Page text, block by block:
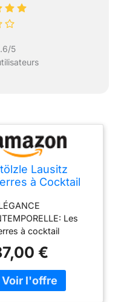
5
Lausitz
à Cocktail
6, 240 ml –
Élégants
pour Martini
Manhattan –
Martini en
Doré –
au
Les
à cocktail
se distinguent
leur design simple
élégant, apportant
touche raffinée à
€